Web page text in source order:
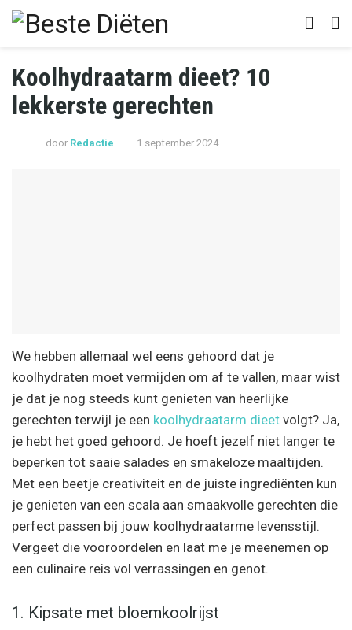
Koolhydraatarm dieet? 10
lekkerste gerechten
door Redactie 1 september 2024
We hebben allemaal wel eens gehoord dat je
koolhydraten moet vermijden om af te vallen, maar wist
je dat je nog steeds kunt genieten van heerlijke
gerechten terwijl je een koolhydraatarm dieet volgt? Ja,
je hebt het goed gehoord. Je hoeft jezelf niet langer te
beperken tot saaie salades en smakeloze maaltijden.
Met een beetje creativiteit en de juiste ingrediënten kun
je genieten van een scala aan smaakvolle gerechten die
perfect passen bij jouw koolhydraatarme levensstijl.
Vergeet die vooroordelen en laat me je meenemen op
een culinaire reis vol verrassingen en genot.
1. Kipsate met bloemkoolrijst